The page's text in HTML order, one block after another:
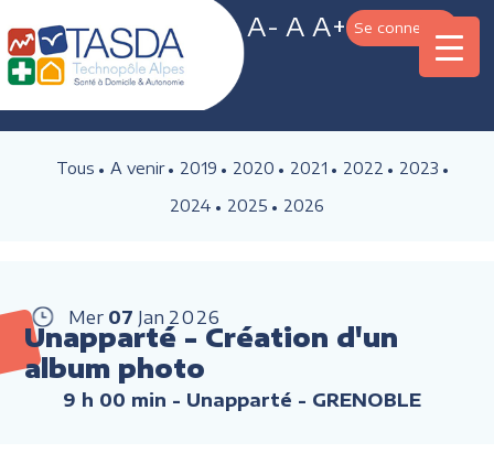
A- A A+ Se connecter
Tous A venir 2019 2020 2021 2022
2023
2024
2025 2026
Mer 07 Jan 2026
Unapparté - Création d'un
album photo
9 h 00 min - Unapparté - GRENOBLE